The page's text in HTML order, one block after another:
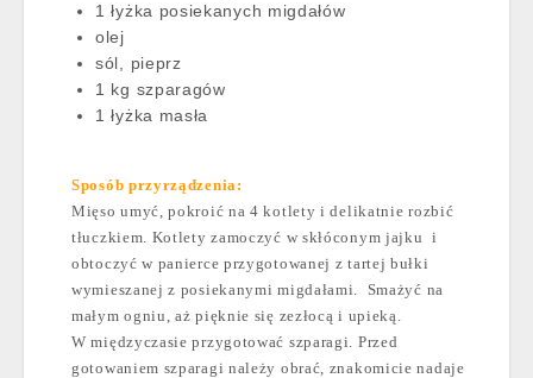
1 łyżka posiekanych migdałów
olej
sól, pieprz
1 kg szparagów
1 łyżka masła
Sposób przyrządzenia:
Mięso umyć, pokroić na 4 kotlety i delikatnie rozbić
tłuczkiem. Kotlety zamoczyć w skłóconym jajku i
obtoczyć w panierce przygotowanej z tartej bułki
wymieszanej z posiekanymi migdałami.
Smażyć na
małym ogniu, aż pięknie się zezłocą i upieką.
W międzyczasie przygotować szparagi. Przed
gotowaniem szparagi należy obrać, znakomicie nadaje